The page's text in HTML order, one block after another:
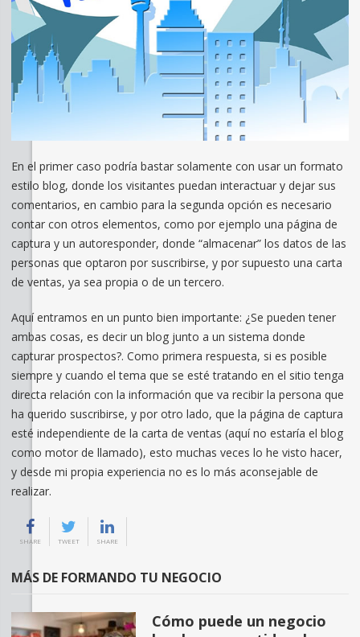
En el primer caso podría bastar solamente con usar un formato
estilo blog, donde los visitantes puedan interactuar y dejar sus
comentarios, en cambio para la segunda opción es necesario
contar con otros elementos, como por ejemplo una página de
captura y un autoresponder, donde “almacenar” los datos de las
personas que optaron por suscribirse, y por supuesto una carta
de ventas, ya sea propia o de un tercero.
Aquí entramos en un punto bien importante: ¿Se pueden tener
ambas cosas, es decir un blog junto a un sistema donde
capturar prospectos?. Como primera respuesta, si es posible
siempre y cuando el tema que se esté tratando en el sitio tenga
directa relación con la información que va recibir la persona que
ha querido suscribirse, y por otro lado, que la página de captura
esté independiente de la carta de ventas (aquí no estaría el blog
como motor de llamado), esto muchas veces lo he visto hacer,
y desde mi propia experiencia no es lo más aconsejable de
realizar.
SHARE TWEET SHARE
MÁS DE FORMANDO TU NEGOCIO
Cómo puede un negocio